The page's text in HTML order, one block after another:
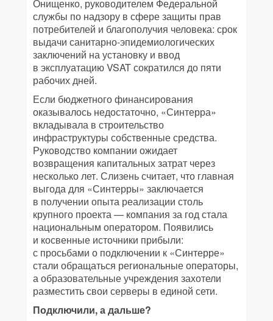
Онищенко, руководителем Федеральной
службы по надзору в сфере защиты прав
потребителей и благополучия человека: срок
выдачи санитарно-эпидемиологических
заключений на установку и ввод
в эксплуатацию VSAT сократился до пяти
рабочих дней.
Если бюджетного финансирования
оказывалось недостаточно, «Синтерра»
вкладывала в строительство
инфраструктуры собственные средства.
Руководство компании ожидает
возвращения капитальных затрат через
несколько лет. Слизень считает, что главная
выгода для «Синтерры» заключается
в получении опыта реализации столь
крупного проекта — компания за год стала
национальным оператором. Появились
и косвенные источники прибыли:
с просьбами о подключении к «Синтерре»
стали обращаться региональные операторы,
а образовательные учреждения захотели
разместить свои серверы в единой сети.
Подключили, а дальше?